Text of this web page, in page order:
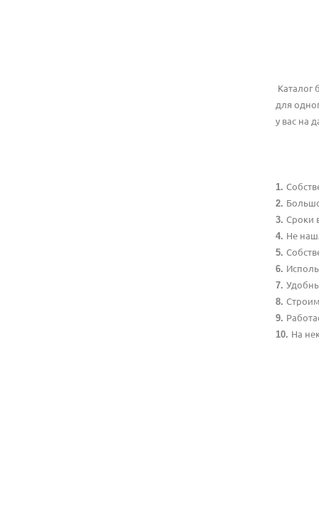
Каталог
для
у вас на
Сроки
Не
На